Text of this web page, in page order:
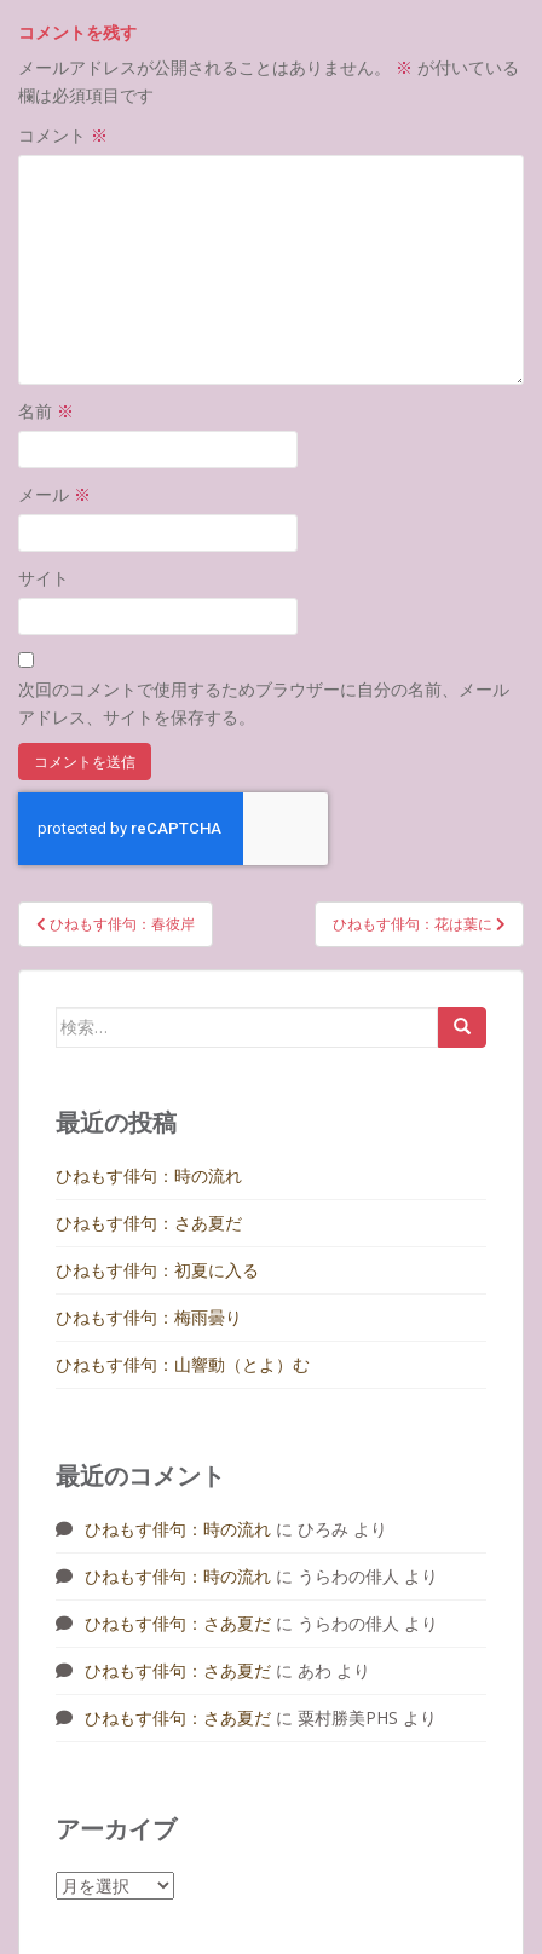
コメントを残す
メールアドレスが公開されることはありません。
※ が付いている
欄は必須項目です
コメント ※
名前 ※
メール ※
サイト
次回のコメントで使用するためブラウザーに自分の名前、メール
アドレス、サイトを保存する。
投
稿
ナ
ひねもす俳句：春彼岸 ひねもす俳句：花は葉に
検
最近の投稿
ひねもす俳句：時の流れ
ひねもす俳句：さあ夏だ
ひねもす俳句：初夏に入る
ひねもす俳句：梅雨曇り
ひねもす俳句：山響動（とよ）む
最近のコメント
ひねもす俳句：時の流れ に ひろみ より
ひねもす俳句：時の流れ に うらわの俳人 より
ひねもす俳句：さあ夏だ に うらわの俳人 より
ひねもす俳句：さあ夏だ に あわ より
ひねもす俳句：さあ夏だ に 粟村勝美PHS より
アーカイブ
ア